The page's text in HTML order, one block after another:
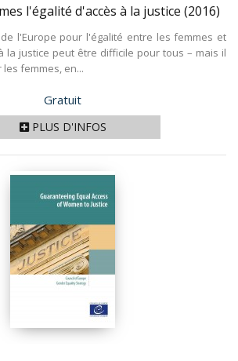
l'égalité d'accès à la justice (2016)
l'Europe pour l'égalité entre les femmes et
la justice peut être difficile pour tous – mais il
les femmes, en...
Prix
Gratuit
PLUS D'INFOS